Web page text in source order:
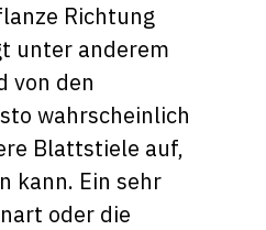
Richtung
unter anderem
von den
wahrscheinlich
Blattstiele auf,
kann. Ein sehr
oder die